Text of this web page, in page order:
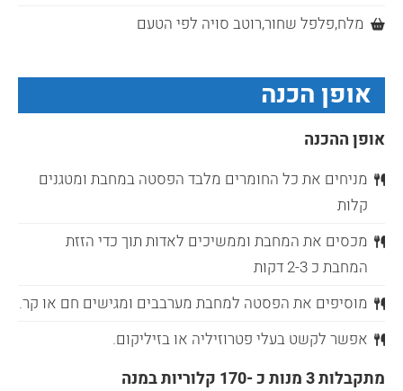
מלח,פלפל שחור,רוטב סויה לפי הטעם
אופן הכנה
אופן ההכנה
מניחים את כל החומרים מלבד הפסטה במחבת ומטגנים
קלות
מכסים את המחבת וממשיכים לאדות תוך כדי הזזת
המחבת כ 2-3 דקות
מוסיפים את הפסטה למחבת מערבבים ומגישים חם או קר.
אפשר לקשט בעלי פטרוזיליה או בזיליקום.
מתקבלות 3 מנות כ -170 קלוריות במנה